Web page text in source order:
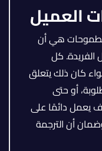
هي أن
الفريدة. كل
كان ذلك يتعلق
أو حتى
يعمل دائمًا على
أن الترجمة